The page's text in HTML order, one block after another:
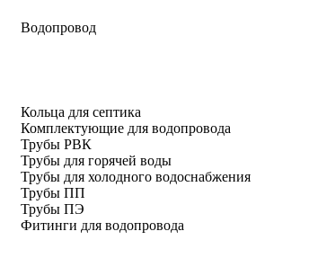
Водопровод
Кольца для септика
Комплектующие для водопровода
Трубы РВК
Трубы для горячей воды
Трубы для холодного водоснабжения
Трубы ПП
Трубы ПЭ
Фитинги для водопровода